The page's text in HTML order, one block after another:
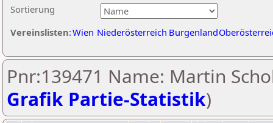
Sortierung
Vereinslisten:Wien Niederösterreich Burgenland
Pnr:139471 Name: Martin
Grafik Partie-Statistik)